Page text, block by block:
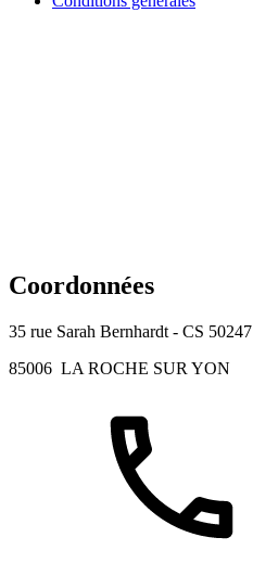
Coordonnées
35 rue Sarah Bernhardt - CS 50247
85006 LA ROCHE SUR YON